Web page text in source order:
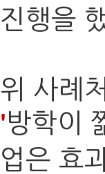
진행을
위 사례
'방학이
업은 효